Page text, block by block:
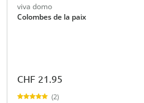
viva domo
Colombes de la paix
CHF 21.95
(2)